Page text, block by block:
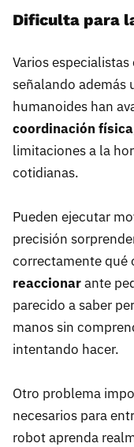
Dificulta para
Varios
señalando además
humanoides han
coordinación física
limitaciones a la
cotidianas.
Pueden ejecutar
precisión
correctamente qué
reaccionarante
parecido a saber
manos sin
intentando hacer.
Otro problema
necesarios para
robot aprenda